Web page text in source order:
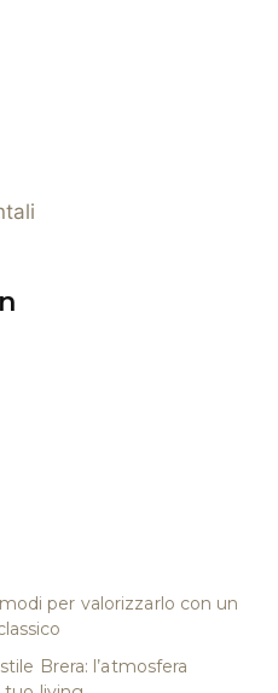
per valorizzarlo con un
Brera: l’atmosfera